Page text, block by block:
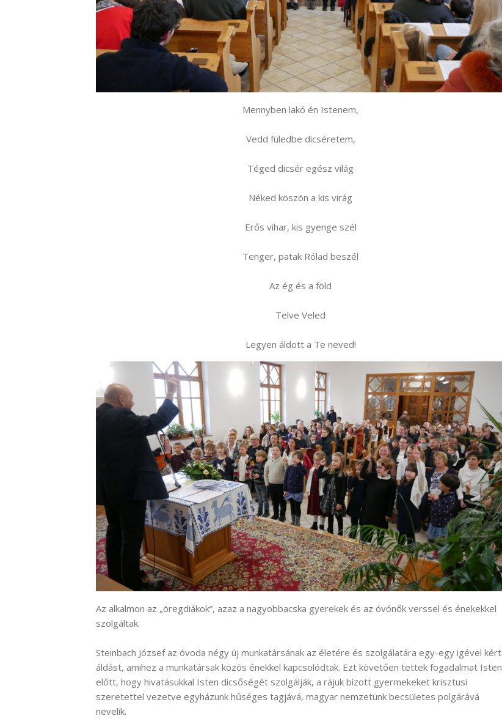
Mennyben lakó én Istenem,
Vedd füledbe dicséretem,
Téged dicsér egész világ
Néked köszön a kis virág
Erős vihar, kis gyenge szél
Tenger, patak Rólad beszél
Az ég és a föld
Telve Veled
Legyen áldott a Te neved!
Az alkalmon az „öregdiákok”, azaz a nagyobbacska gyerekek és az óvónők verssel és énekekkel
szolgáltak.
Steinbach József az óvoda négy új munkatársának az életére és szolgálatára egy-egy igével kért
áldást, amihez a munkatársak közös énekkel kapcsolódtak. Ezt követően tettek fogadalmat Isten
előtt, hogy hivatásukkal Isten dicsőségét szolgálják, a rájuk bízott gyermekeket krisztusi
szeretettel vezetve egyházunk hűséges tagjává, magyar nemzetünk becsületes polgárává
nevelik.